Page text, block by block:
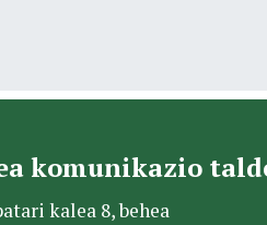
komunikazio
kalea 8, behea